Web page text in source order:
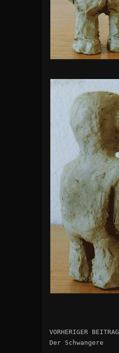
VORHERIGER BEITRAG
Der Schwangere